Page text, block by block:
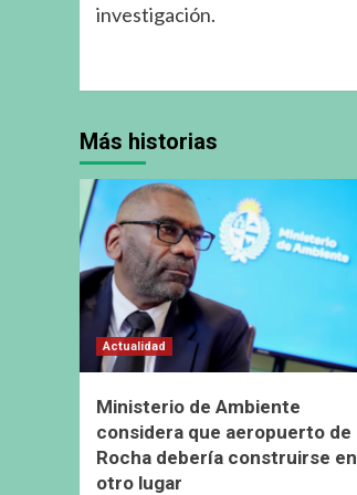
investigación.
Más historias
Actualidad
Ministerio de Ambiente
considera que aeropuerto de
Rocha debería construirse en
otro lugar